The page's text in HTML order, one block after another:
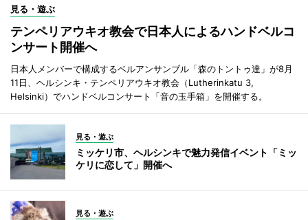
見る・遊ぶ
テンペリアウキオ教会で日本人によるハンドベルコ
ンサート開催へ
日本人メンバーで構成するベルアンサンブル「森のトントゥ達」が8月
11日、ヘルシンキ・テンペリアウキオ教会（Lutherinkatu 3,
Helsinki）でハンドベルコンサート「音の玉手箱」を開催する。
見る・遊ぶ
ミッケリ市、ヘルシンキで魅力発信イベント「ミッ
ケリに恋して」開催へ
見る・遊ぶ